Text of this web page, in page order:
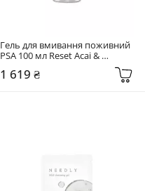
Гель для вмивання поживний
PSA 100 мл Reset Acai &
Cleanser
1 619 ₴